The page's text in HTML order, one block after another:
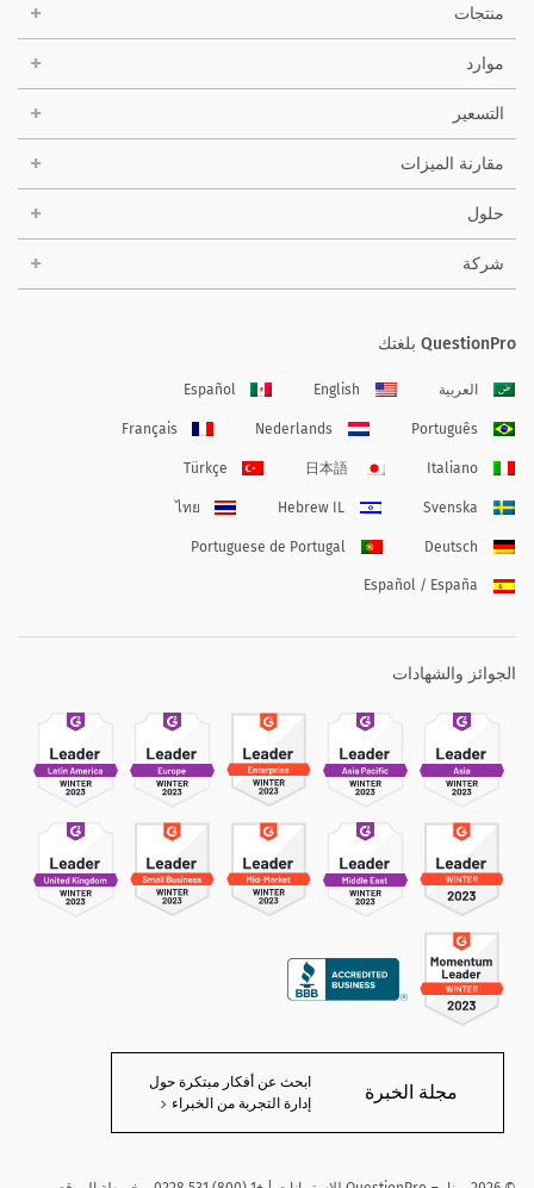
منتجات
موارد
التسعير
مقارنة الميزات
حلول
شركة
QuestionPro بلغتك
العربية English
Español
Português
Nederlands
Français
Italiano
日本語
Türkçe
Svenska
Hebrew IL
ไทย
Deutsch
Portuguese de Portugal
Español / España
الجوائز والشهادات
مجلة الخبرة
ابحث عن أفكار مبتكرة حول
إدارة التجربة من الخبراء